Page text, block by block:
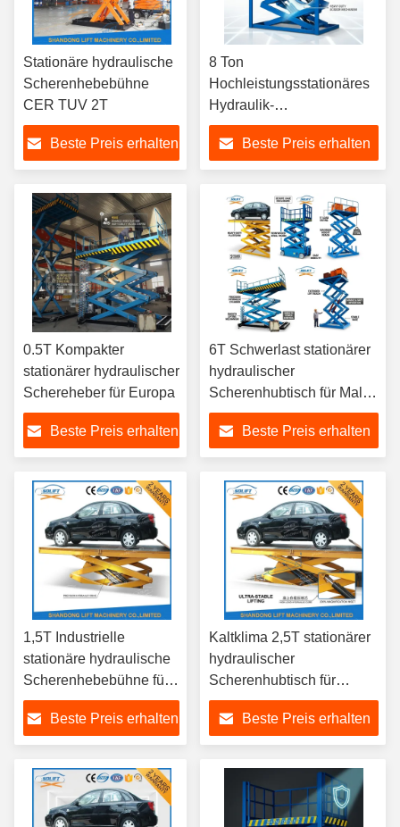
Stationäre hydraulische
Scherenhebebühne
CER TUV 2T
Beste Preis erhalten
8 Ton
Hochleistungsstationäres
Hydraulik-
Scherenhebesystem für
Brasilien, Argentinien,
Chile, Südamerika
Beste Preis erhalten
0.5T Kompakter
stationärer hydraulischer
Schereheber für Europa
Beste Preis erhalten
6T Schwerlast stationärer
hydraulischer
Scherenhubtisch für Malta,
VAE, Saudi-Arabien,
maritime industrielle
Nutzung
Beste Preis erhalten
1,5T Industrielle
stationäre hydraulische
Scherenhebebühne für
Frachtplattformen für
Polen, Tschechien und
Osteuropa Logistik
Beste Preis erhalten
Kaltklima 2,5T stationärer
hydraulischer
Scherenhubtisch für
nordische Lager in
Dänemark, Schweden,
Norwegen, Finnland
Beste Preis erhalten